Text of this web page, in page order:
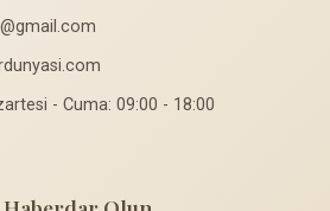
- Cuma: 09:00 - 18:00